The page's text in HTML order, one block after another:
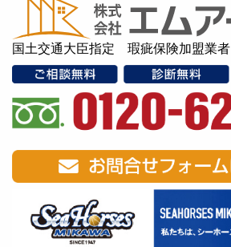
国土交通大臣指定 瑕疵保険加盟業者